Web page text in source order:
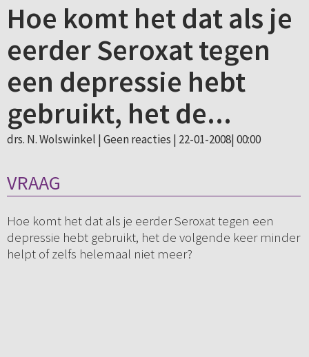
Hoe komt het dat als je
eerder Seroxat tegen
een depressie hebt
gebruikt, het de...
drs. N. Wolswinkel | Geen reacties | 22-01-2008| 00:00
VRAAG
Hoe komt het dat als je eerder Seroxat tegen een
depressie hebt gebruikt, het de volgende keer minder
helpt of zelfs helemaal niet meer?